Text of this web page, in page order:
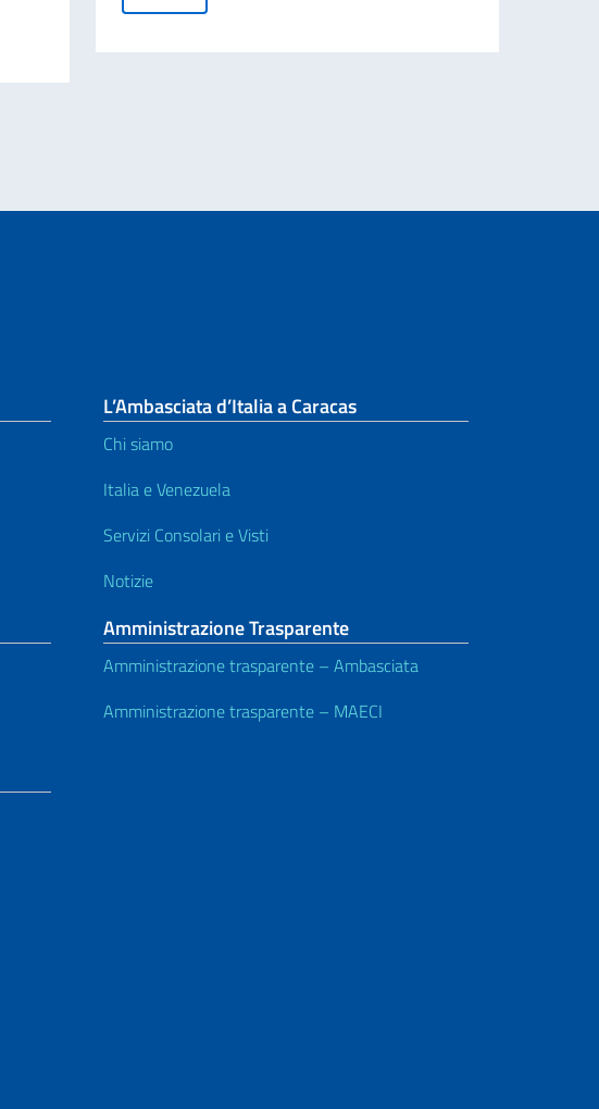
potranno studiare in Italia
L’Ambasciata d’Italia a Caracas
Chi siamo
Italia e Venezuela
Servizi Consolari e Visti
Notizie
Amministrazione Trasparente
Amministrazione trasparente – Ambasciata
Amministrazione trasparente – MAECI